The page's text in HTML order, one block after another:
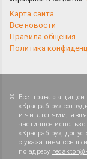
Карта сайта
Все новости
Правила общения
Политика
Все права
«Красраб.ру»
и читателями,
частичное
«Красраб.ру»,
с указанием
по адресу